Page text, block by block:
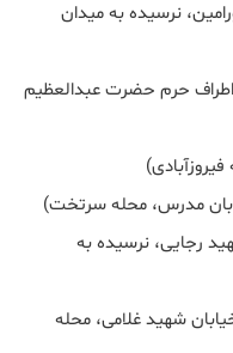
نرسیده به میدان
حرم حضرت عبدالعظیم
مدرس، محله سرتخت)
رجایی، نرسیده به
شهید غلامی، محله